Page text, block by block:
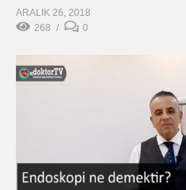
ARALIK 26, 2018
268
0